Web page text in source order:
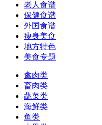
老人食谱
保健食谱
外国食谱
瘦身美食
地方特色
美食专题
禽肉类
畜肉类
蔬菜类
海鲜类
鱼类